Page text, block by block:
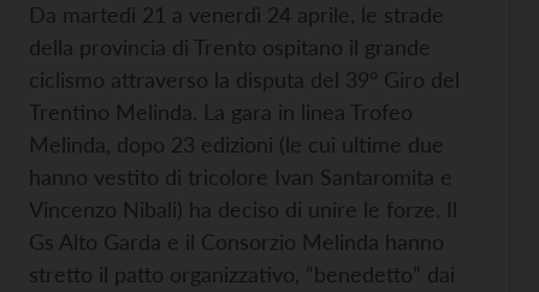
Da martedì 21 a venerdì 24 aprile, le strade
della provincia di Trento ospitano il grande
ciclismo attraverso la disputa del 39° Giro del
Trentino Melinda. La gara in linea Trofeo
Melinda, dopo 23 edizioni (le cui ultime due
hanno vestito di tricolore Ivan Santaromita e
Vincenzo Nibali) ha deciso di unire le forze. Il
Gs Alto Garda e il Consorzio Melinda hanno
stretto il patto organizzativo, “benedetto” dai